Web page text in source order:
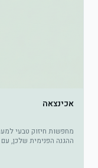
אכינצאה
מחפשות חיזוק טבעי
ההגנה הפנימית שלכן, עם